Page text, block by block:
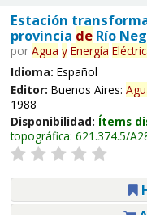
Estación
provincia deRío
por Agua y Energía
Idioma: Español
Editor: Buenos Aires:
1988
Disponibilidad: Ítems
topográfica: 621.374.5/